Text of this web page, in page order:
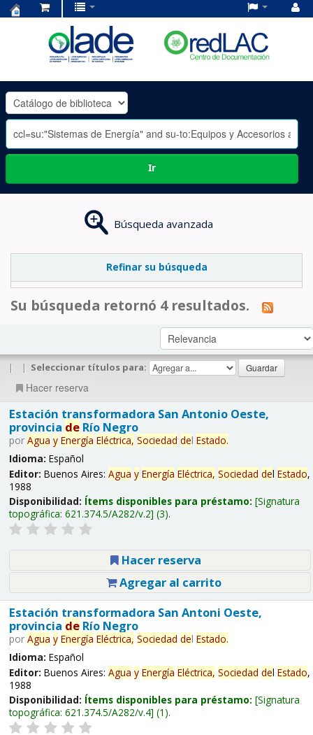
OLADE
-
Ir
Búsqueda avanzada
Refinar su búsqueda
Su búsqueda retornó 4 resultados.
| | Seleccionar títulos para:
Hacer reserva
Estación transformadora San Antonio Oeste,
provincia deRío Negro
por Agua y Energía Eléctrica, Sociedad del Estado.
Idioma: Español
Editor: Buenos Aires: Agua y Energía Eléctrica, Sociedad del Estado,
1988
Disponibilidad: Ítems disponibles para préstamo: Signatura
topográfica: 621.374.5/A282/v.2 (3).
Hacer reserva
Agregar al carrito
Estación transformadora San Antoni Oeste,
provincia deRío Negro
por Agua y Energía Eléctrica, Sociedad del Estado.
Idioma: Español
Editor: Buenos Aires: Agua y Energía Eléctrica, Sociedad del Estado,
1988
Disponibilidad: Ítems disponibles para préstamo: Signatura
topográfica: 621.374.5/A282/v.4 (1).